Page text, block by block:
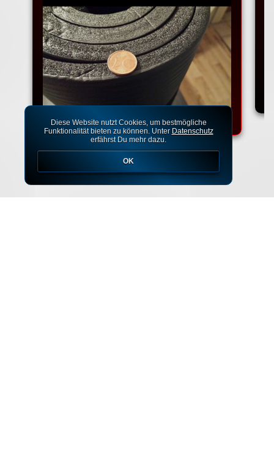
Diese Website nutzt Cookies, um bestmögliche
Funktionalität bieten zu können. Unter Datenschutz
erfährst Du mehr dazu.
OK